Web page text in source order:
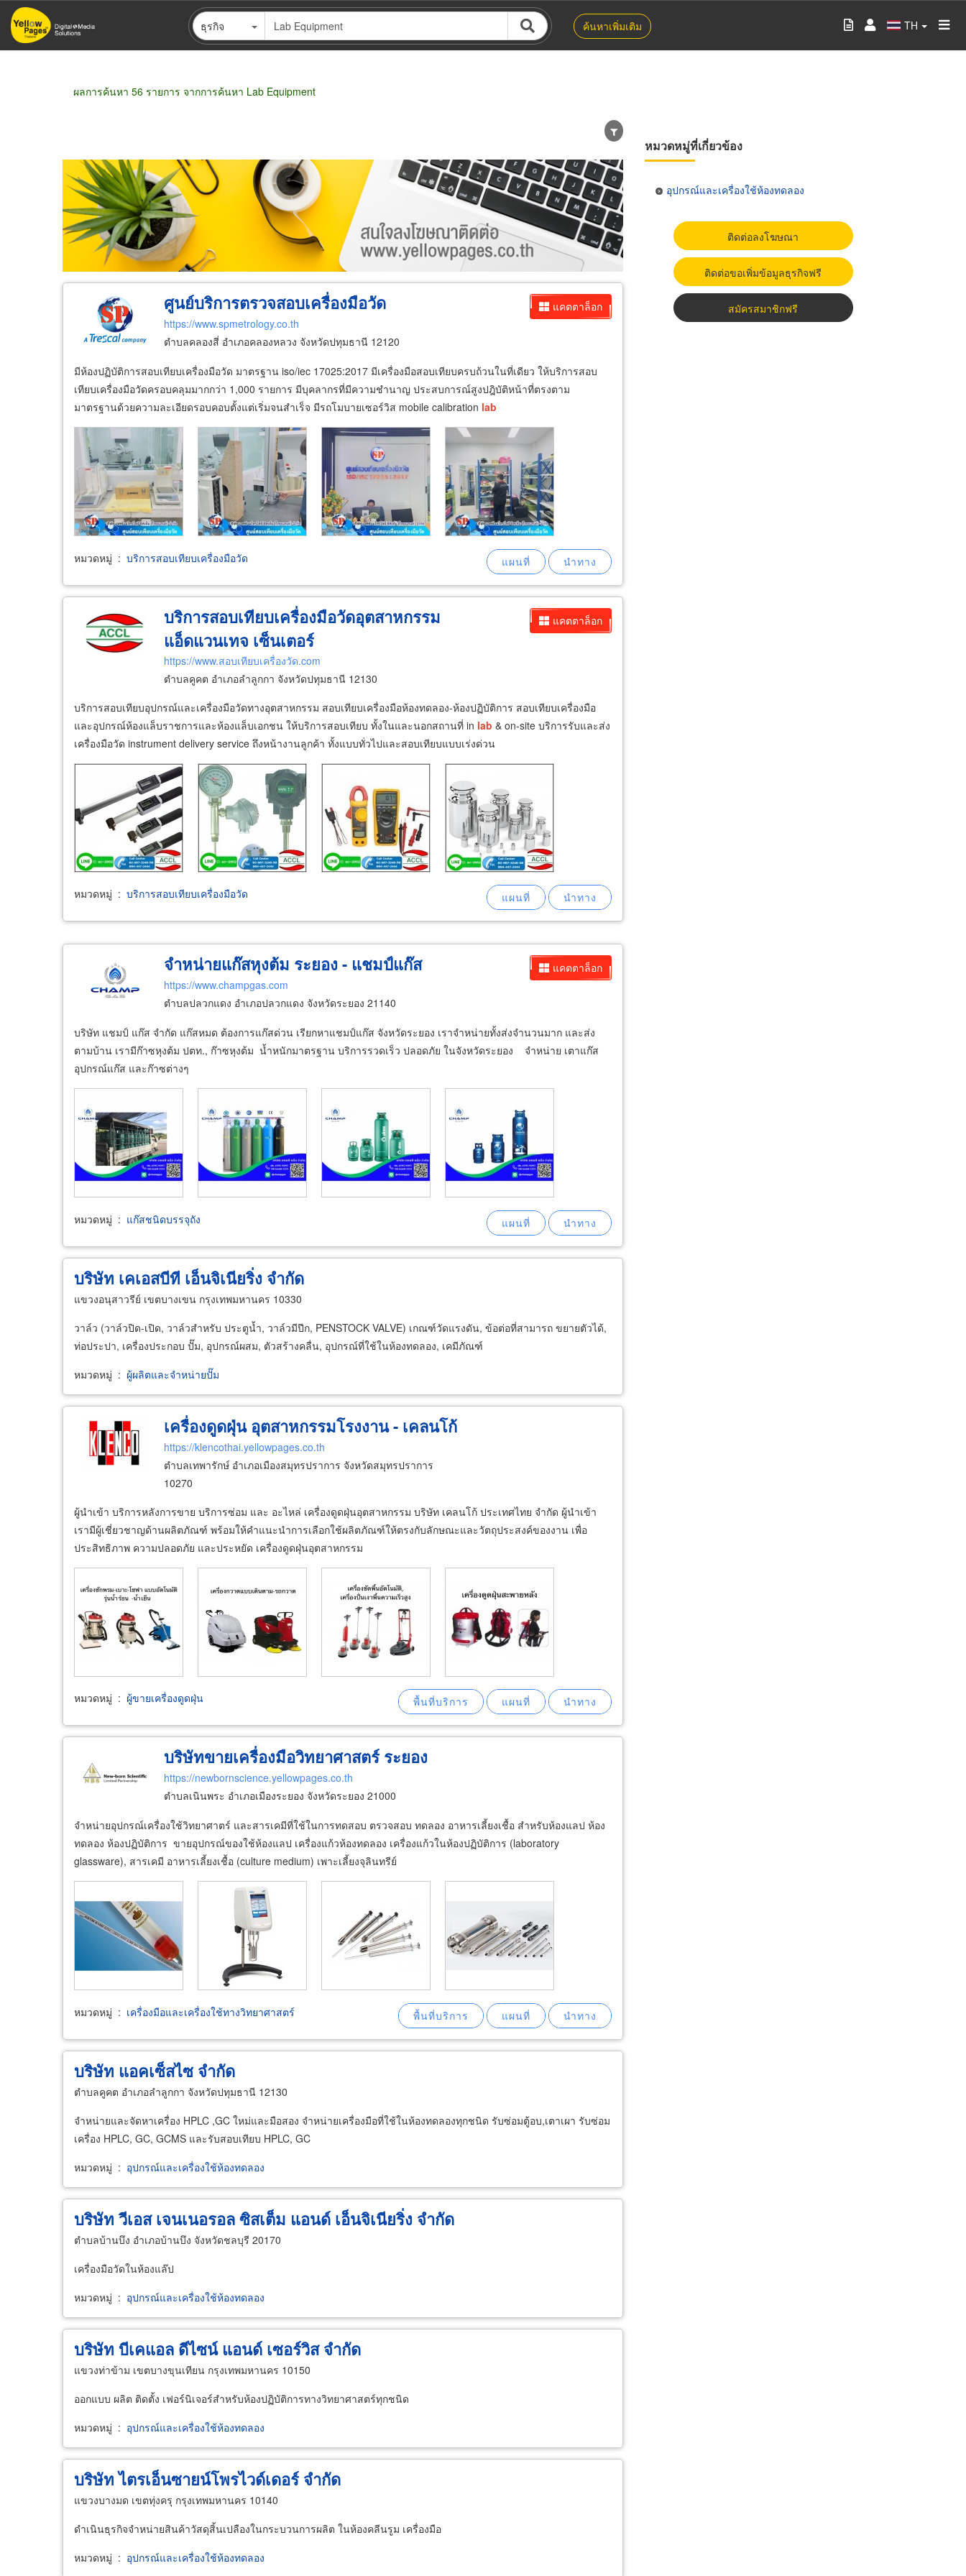
ข้าม
ไป
ธุรกิจ ค้นหาเพิ่มเติม TH
ผลการค้นหา 56 รายการ จากการค้นหา Lab Equipment
ขายส่ง ขายปลีก ผู้ผลิต ตัวแทนจัดจำหน่าย ผู้ส่งออก/นำเข้า ธุรกิจบริการ
แคตตาล็อก
ศูนย์บริการตรวจสอบเครื่องมือวัด
https://www.spmetrology.co.th
ตำบลคลองสี่ อำเภอคลองหลวง จังหวัดปทุมธานี 12120
มีห้องปฏิบัติการสอบเทียบเครื่องมือวัด มาตรฐาน iso/iec 17025:2017 มีเครื่องมือสอบเทียบครบถ้วนในที่เดียว ให้บริการสอบ
เทียบเครื่องมือวัดครอบคลุมมากกว่า 1,000 รายการ มีบุคลากรที่มีความชำนาญ ประสบการณ์สูงปฎิบัติหน้าที่ตรงตาม
มาตรฐานด้วยความละเอียดรอบคอบตั้งแต่เริ่มจนสำเร็จ มีรถโมบายเซอร์วิส mobile calibration lab
หมวดหมู่ : บริการสอบเทียบเครื่องมือวัด
แคตตาล็อก
บริการสอบเทียบเครื่องมือวัดอุตสาหกรรม
แอ็ดแวนเทจ เซ็นเตอร์
https://www.สอบเทียบเครื่องวัด.com
ตำบลคูคต อำเภอลำลูกกา จังหวัดปทุมธานี 12130
บริการสอบเทียบอุปกรณ์และเครื่องมือวัดทางอุตสาหกรรม สอบเทียบเครื่องมือห้องทดลอง-ห้องปฏิบัติการ สอบเทียบเครื่องมือ
และอุปกรณ์ห้องแล็บราชการและห้องแล็บเอกชน ให้บริการสอบเทียบ ทั้งในและนอกสถานที่ in lab & on-site บริการรับและส่ง
เครื่องมือวัด instrument delivery service ถึงหน้างานลูกค้า ทั้งแบบทั่วไปและสอบเทียบแบบเร่งด่วน
หมวดหมู่ : บริการสอบเทียบเครื่องมือวัด
แคตตาล็อก
จำหน่ายแก๊สหุงต้ม ระยอง - แชมป์แก๊ส
https://www.champgas.com
ตำบลปลวกแดง อำเภอปลวกแดง จังหวัดระยอง 21140
บริษัท แชมป์ แก๊ส จำกัด แก๊สหมด ต้องการแก๊สด่วน เรียกหาแชมป์แก๊ส จังหวัดระยอง เราจำหน่ายทั้งส่งจำนวนมาก และส่ง
ตามบ้าน เรามีก๊าซหุงต้ม ปตท., ก๊าซหุงต้ม น้ำหนักมาตรฐาน บริการรวดเร็ว ปลอดภัย ในจังหวัดระยอง ​จำหน่าย เตาแก๊ส
อุปกรณ์แก๊ส และก๊าซต่างๆ
หมวดหมู่ : แก๊สชนิดบรรจุถัง
บริษัท เคเอสบีที เอ็นจิเนียริ่ง จำกัด
แขวงอนุสาวรีย์ เขตบางเขน กรุงเทพมหานคร 10330
วาล์ว (วาล์วปิด-เปิด, วาล์วสำหรับ ประตูน้ำ, วาล์วมีปีก, PENSTOCK VALVE) เกณฑ์วัดแรงดัน, ข้อต่อที่สามารถ ขยายตัวได้,
ท่อประปา, เครื่องประกอบ ปั๊ม, อุปกรณ์ผสม, ตัวสร้างคลื่น, อุปกรณ์ที่ใช้ในห้องทดลอง, เคมีภัณฑ์
หมวดหมู่ : ผู้ผลิตและจำหน่ายปั๊ม
เครื่องดูดฝุ่น อุตสาหกรรมโรงงาน - เคลนโก้
https://klencothai.yellowpages.co.th
ตำบลเทพารักษ์ อำเภอเมืองสมุทรปราการ จังหวัดสมุทรปราการ
10270
ผู้นำเข้า บริการหลังการขาย บริการซ่อม และ อะไหล่ เครื่องดูดฝุ่นอุตสาหกรรม บริษัท เคลนโก้ ประเทศไทย จำกัด ผู้นำเข้า
เรามีผู้เชี่ยวชาญด้านผลิตภัณฑ์ พร้อมให้คำแนะนำการเลือกใช้ผลิตภัณฑ์ให้ตรงกับลักษณะและวัตถุประสงค์ของงาน เพื่อ
ประสิทธิภาพ ความปลอดภัย และประหยัด เครื่องดูดฝุ่นอุตสาหกรรม
หมวดหมู่ : ผู้ขายเครื่องดูดฝุ่น
บริษัทขายเครื่องมือวิทยาศาสตร์ ระยอง
https://newbornscience.yellowpages.co.th
ตำบลเนินพระ อำเภอเมืองระยอง จังหวัดระยอง 21000
จำหน่ายอุปกรณ์เครื่องใช้วิทยาศาตร์ และสารเคมีที่ใช้ในการทดสอบ ตรวจสอบ ทดลอง อาหารเลี้ยงเชื้อ สำหรับห้องแลป ห้อง
ทดลอง ห้องปฏิบัติการ ขายอุปกรณ์ของใช้ห้องแลป เครื่องแก้วห้องทดลอง เครื่องแก้วในห้องปฏิบัติการ (laboratory
glassware), สารเคมี อาหารเลี้ยงเชื้อ (culture medium) เพาะเลี้ยงจุลินทรีย์
หมวดหมู่ : เครื่องมือและเครื่องใช้ทางวิทยาศาสตร์
บริษัท แอคเซ็สไซ จำกัด
ตำบลคูคต อำเภอลำลูกกา จังหวัดปทุมธานี 12130
จำหน่ายและจัดหาเครื่อง HPLC ,GC ใหม่และมือสอง จำหน่ายเครื่องมือที่ใช้ในห้องทดลองทุกชนิด รับซ่อมตู้อบ,เตาเผา รับซ่อม
เครื่อง HPLC, GC, GCMS และรับสอบเทียบ HPLC, GC
หมวดหมู่ : อุปกรณ์และเครื่องใช้ห้องทดลอง
บริษัท วีเอส เจนเนอรอล ซิสเต็ม แอนด์ เอ็นจิเนียริ่ง จำกัด
ตำบลบ้านบึง อำเภอบ้านบึง จังหวัดชลบุรี 20170
เครื่องมือวัดในห้องแล๊ป
หมวดหมู่ : อุปกรณ์และเครื่องใช้ห้องทดลอง
บริษัท บีเคแอล ดีไซน์ แอนด์ เซอร์วิส จำกัด
แขวงท่าข้าม เขตบางขุนเทียน กรุงเทพมหานคร 10150
ออกแบบ ผลิต ติดตั้ง เฟอร์นิเจอร์สำหรับห้องปฏิบัติการทางวิทยาศาสตร์ทุกชนิด
หมวดหมู่ : อุปกรณ์และเครื่องใช้ห้องทดลอง
บริษัท ไตรเอ็นซายน์โพรไวด์เดอร์ จำกัด
แขวงบางมด เขตทุ่งครุ กรุงเทพมหานคร 10140
ดำเนินธุรกิจจำหน่ายสินค้าวัสดุสิ้นเปลืองในกระบวนการผลิต ในห้องคลีนรูม เครื่องมือ
หมวดหมู่ : อุปกรณ์และเครื่องใช้ห้องทดลอง
หมวดหมู่ที่เกี่ยวข้อง
อุปกรณ์และเครื่องใช้ห้องทดลอง
ติดต่อลงโฆษณา
ติดต่อขอเพิ่มข้อมูลธุรกิจฟรี
สมัครสมาชิกฟรี